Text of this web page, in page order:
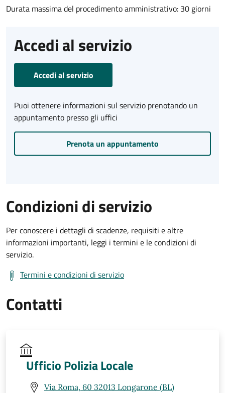
Durata massima del procedimento amministrativo: 30 giorni
Accedi al servizio
Accedi al servizio
Puoi ottenere informazioni sul servizio prenotando un
appuntamento presso gli uffici
Prenota un appuntamento
Condizioni di servizio
Per conoscere i dettagli di scadenze, requisiti e altre
informazioni importanti, leggi i termini e le condizioni di
servizio.
Termini e condizioni di servizio
Contatti
Ufficio Polizia Locale
Via Roma, 60 32013 Longarone (BL)